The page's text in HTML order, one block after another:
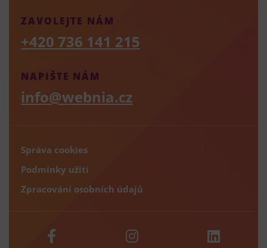
NAPIŠTE NÁM
info@webnia.cz
ZAVOLEJTE NÁM
+420 736 141 215
Správa cookies
Podmínky užití
Zpracování osobních údajů